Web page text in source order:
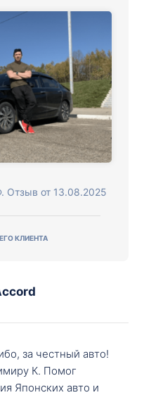
Отзыв от 13.08.2025
КЛИЕНТА
за честный авто!
К. Помог
Японских авто и